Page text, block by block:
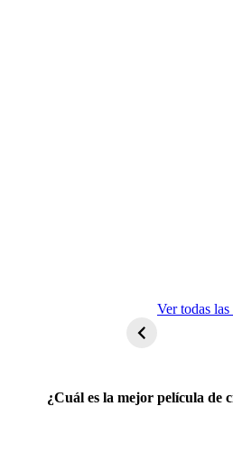
Ver todas
¿Cuál es la mejor película de